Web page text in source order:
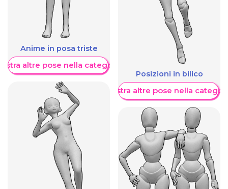
Anime in posa triste
altre pose nella categoria
Posizioni in bilico
Mostra altre pose nella